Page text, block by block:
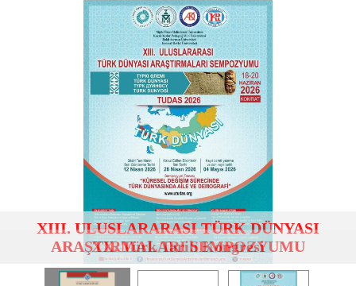
XX. Türk Tarih Kongresi